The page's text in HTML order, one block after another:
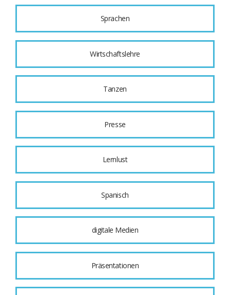
Sprachen
Wirtschaftslehre
Tanzen
Presse
Lernlust
Spanisch
digitale Medien
Präsentationen